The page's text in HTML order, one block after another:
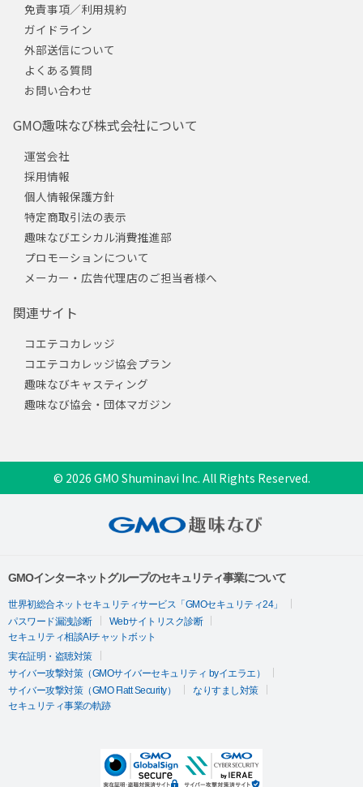
免責事項／利用規約
ガイドライン
外部送信について
よくある質問
お問い合わせ
GMO趣味なび株式会社について
運営会社
採用情報
個人情報保護方針
特定商取引法の表示
趣味なびエシカル消費推進部
プロモーションについて
メーカー・広告代理店のご担当者様へ
関連サイト
コエテコカレッジ
コエテコカレッジ協会プラン
趣味なびキャスティング
趣味なび協会・団体マガジン
© 2026 GMO Shuminavi Inc. All Rights Reserved.